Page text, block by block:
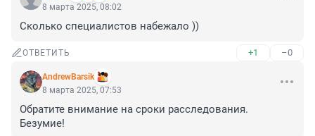
8 марта 2025, 08:02
Сколько специалистов набежало ))
ОТВЕТИТЬ +1 –0
AndrewBarsik
8 марта 2025, 07:53
Обратите внимание на сроки расследования.
Безумие!